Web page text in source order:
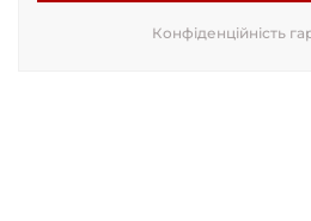
Конфіденційність